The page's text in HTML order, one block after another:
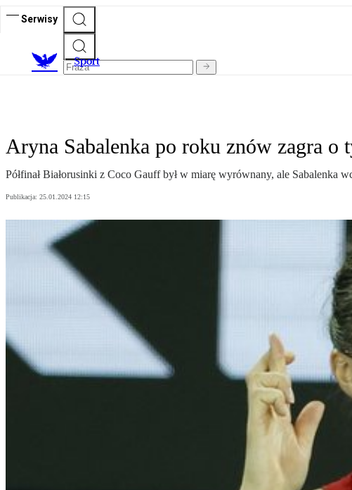
Serwisy
Sport
Aryna Sabalenka po roku znów zagra o
Półfinał Białorusinki z Coco Gauff był w miarę wyrównany, ale Sabalenka
Publikacja: 25.01.2024 12:15